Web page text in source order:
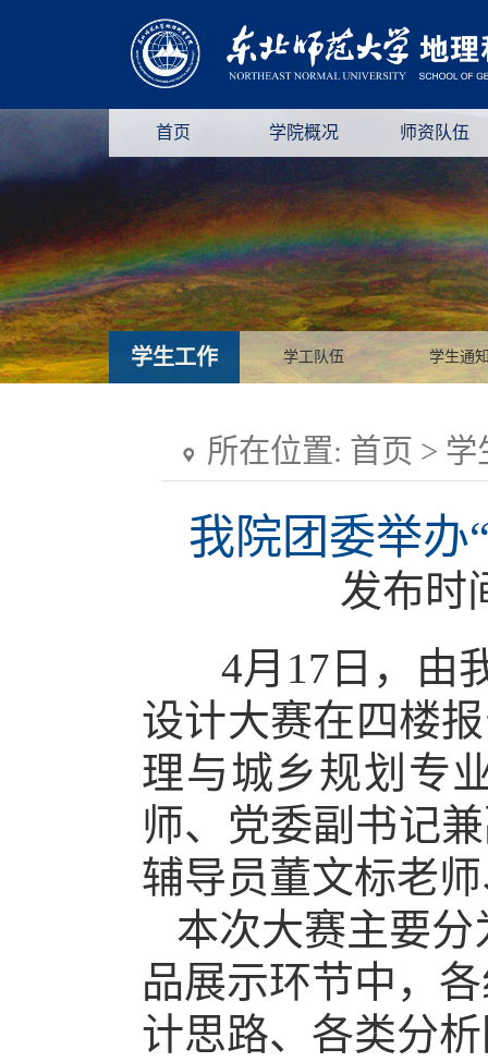
首页 学院概况 师资队伍
学生工作 学工队伍 学生通
所在位置: 首页 > 学
我院团委举办
发布时
4月17日，由
设计大赛在四楼
理与城乡规划专
师、 党委副书记兼
辅导员董文标老
本次大赛主要
品展示环节中，
计思路、各类分